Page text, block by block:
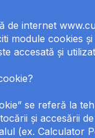
de internet
module cookies
accesată și
se referă la
și accesării
(ex. Calculator